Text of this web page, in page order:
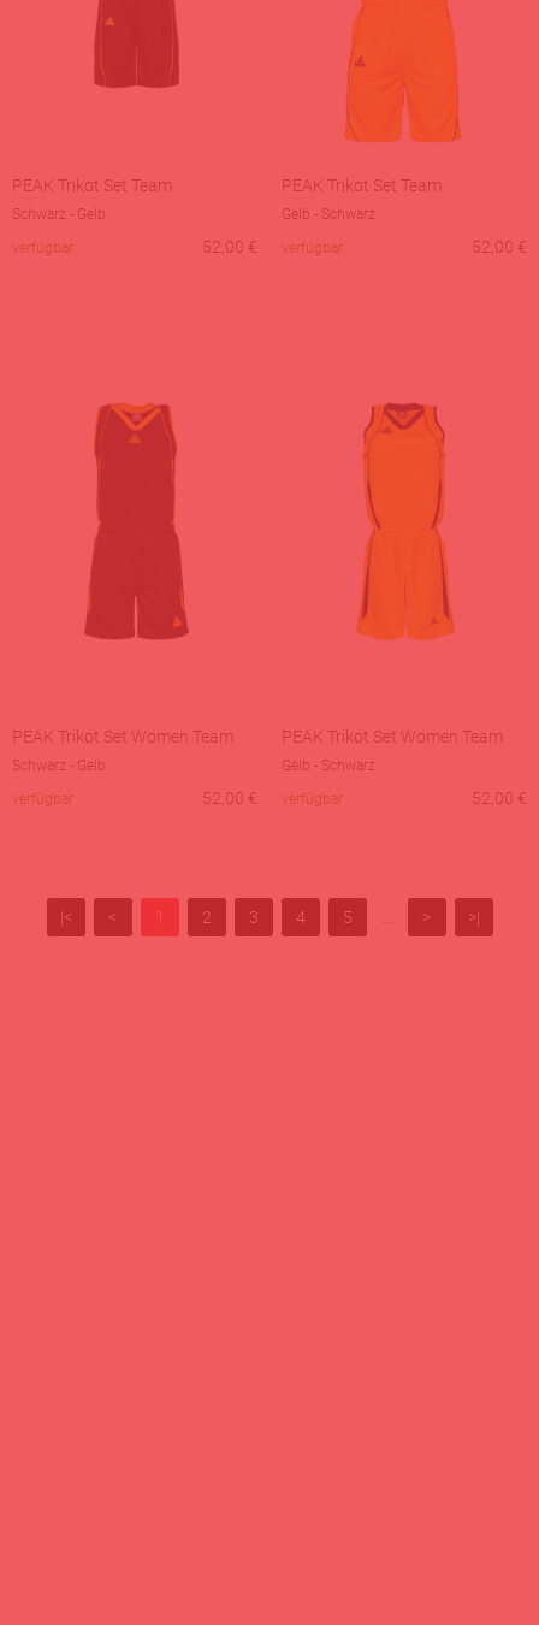
PEAK Trikot Set Team
Schwarz - Gelb
verfügbar
52,00 €
PEAK Trikot Set Team
Gelb - Schwarz
verfügbar
52,00 €
PEAK Trikot Set Women Team
Schwarz - Gelb
verfügbar
52,00 €
PEAK Trikot Set Women Team
Gelb - Schwarz
verfügbar
52,00 €
|< < 1 2 3 4 5 > >|